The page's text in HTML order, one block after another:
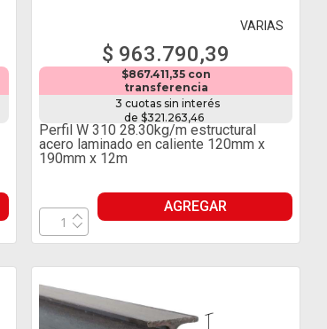
VARIAS
$ 963.790,39
$867.411,35 con
transferencia
3 cuotas sin interés
de $321.263,46
Perfil W 310 28.30kg/m estructural
acero laminado en caliente 120mm x
190mm x 12m
AGREGAR